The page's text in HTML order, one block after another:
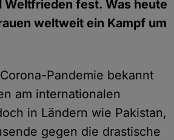
Weltfrieden fest. Was heute
weltweit ein Kampf um
Pandemie bekannt
am internationalen
in Ländern wie Pakistan,
gegen die drastische